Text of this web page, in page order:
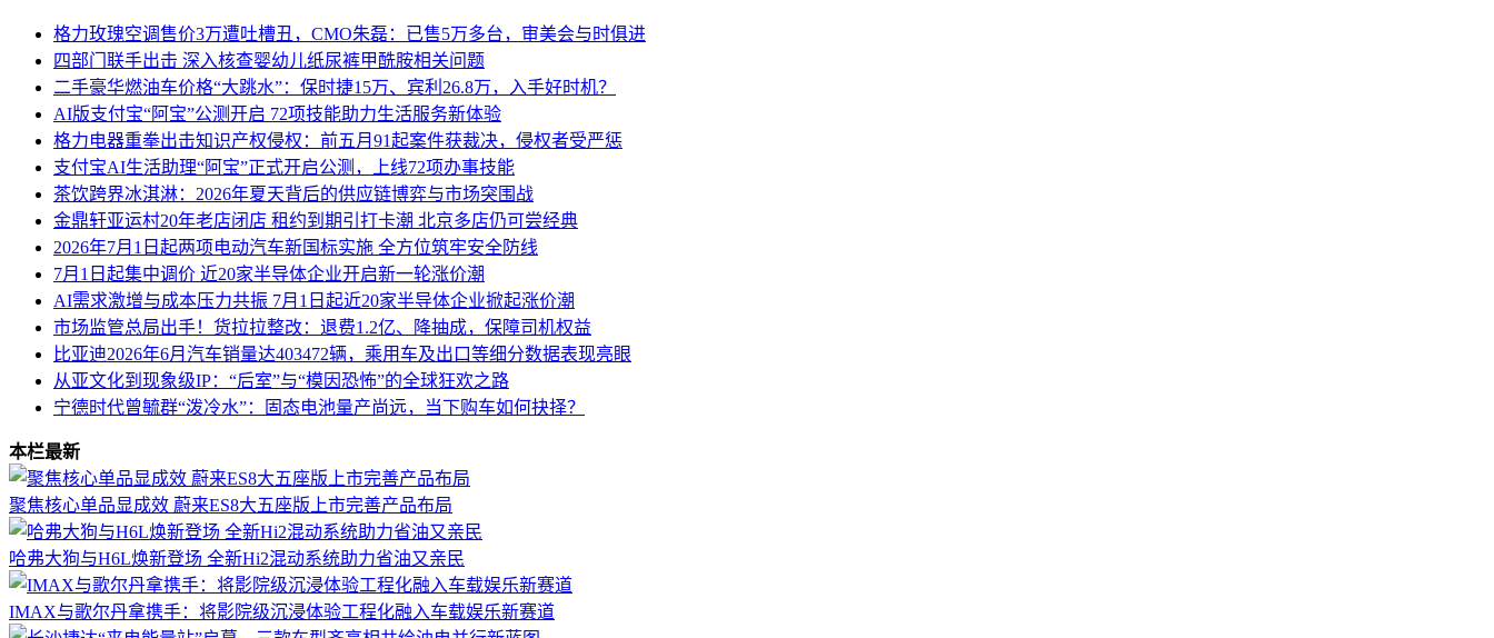
格力玫瑰空调售价3万遭吐槽丑，CMO朱磊：已售5万多台，审美会与时俱进
四部门联手出击 深入核查婴幼儿纸尿裤甲酰胺相关问题
二手豪华燃油车价格“大跳水”：保时捷15万、宾利26.8万，入手好时机？
AI版支付宝“阿宝”公测开启 72项技能助力生活服务新体验
格力电器重拳出击知识产权侵权：前五月91起案件获裁决，侵权者受严惩
支付宝AI生活助理“阿宝”正式开启公测，上线72项办事技能
茶饮跨界冰淇淋：2026年夏天背后的供应链博弈与市场突围战
金鼎轩亚运村20年老店闭店 租约到期引打卡潮 北京多店仍可尝经典
2026年7月1日起两项电动汽车新国标实施 全方位筑牢安全防线
7月1日起集中调价 近20家半导体企业开启新一轮涨价潮
AI需求激增与成本压力共振 7月1日起近20家半导体企业掀起涨价潮
市场监管总局出手！货拉拉整改：退费1.2亿、降抽成，保障司机权益
比亚迪2026年6月汽车销量达403472辆，乘用车及出口等细分数据表现亮眼
从亚文化到现象级IP：“后室”与“模因恐怖”的全球狂欢之路
宁德时代曾毓群“泼冷水”：固态电池量产尚远，当下购车如何抉择？
本栏最新
聚焦核心单品显成效 蔚来ES8大五座版上市完善产品布局
哈弗大狗与H6L焕新登场 全新Hi2混动系统助力省油又亲民
IMAX与歌尔丹拿携手：将影院级沉浸体验工程化融入车载娱乐新赛道